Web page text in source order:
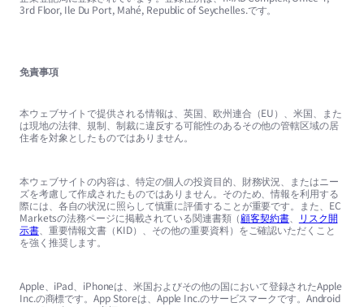
3rd Floor, Ile Du Port, Mahé, Republic of Seychelles.です。
免責事項
本ウェブサイトで提供される情報は、英国、欧州連合（EU）、米国、また
は現地の法律、規制、制裁に違反する可能性のあるその他の管轄区域の居
住者を対象としたものではありません。
本ウェブサイトの内容は、特定の個人の投資目的、財務状況、またはニー
ズを考慮して作成されたものではありません。そのため、情報を利用する
際には、各自の状況に照らして慎重に評価することが重要です。また、EC
Marketsの法務ページに掲載されている関連書類（顧客契約書、
リスク開
示書、重要情報文書（KID）、その他の重要資料）をご確認いただくこと
を強く推奨します。
Apple、iPad、iPhoneは、米国およびその他の国において登録されたApple
Inc.の商標です。App Storeは、Apple Inc.のサービスマークです。Android